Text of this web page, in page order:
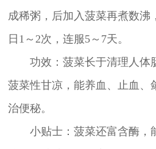
成稀粥，后加入菠菜再煮数沸
日1～2次，连服5～7天。
功效：菠菜长于清理人体
菠菜性甘凉，能养血、止血、
治便秘。
小贴士：菠菜还富含酶，